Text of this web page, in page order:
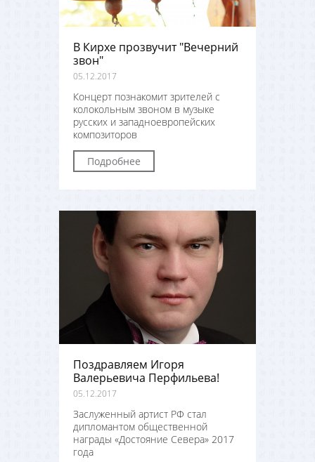
В Кирхе прозвучит "Вечерний
звон"
05.12.2017
Концерт познакомит зрителей с
колокольным звоном в музыке
русских и западноевропейских
композиторов
Подробнее
Поздравляем Игоря
Валерьевича Перфильева!
05.12.2017
Заслуженный артист РФ стал
дипломантом общественной
награды «Достояние Севера» 2017
года